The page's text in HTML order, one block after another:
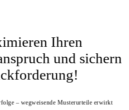
Ihren
und sichern
– wegweisende Musterurteile erwirkt